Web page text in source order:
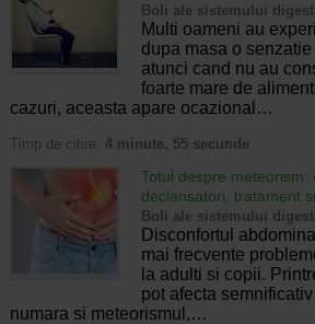
Boli ale sistemului
Multi oameni au
dupa masa o
atunci cand nu au
foarte mare de
cazuri, aceasta apare ocazional…
Timp de citire: 4 minute, 55 secunde
Totul despre meteorism:
declansatori, tratament
Boli ale sistemului
Disconfortul
mai frecvente
la adulti si copii.
pot afecta
numara si meteorismul,…